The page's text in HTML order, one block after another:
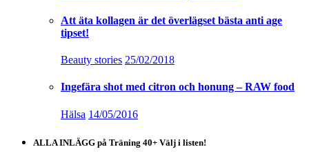
Att äta kollagen är det överlägset bästa anti age
tipset!
Beauty stories 25/02/2018
Ingefära shot med citron och honung – RAW food
Hälsa 14/05/2016
ALLA INLÄGG på Träning 40+ Välj i listen!